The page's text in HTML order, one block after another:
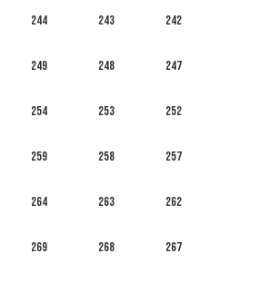
242
243
244
247
248
249
252
253
254
257
258
259
262
263
264
267
268
269